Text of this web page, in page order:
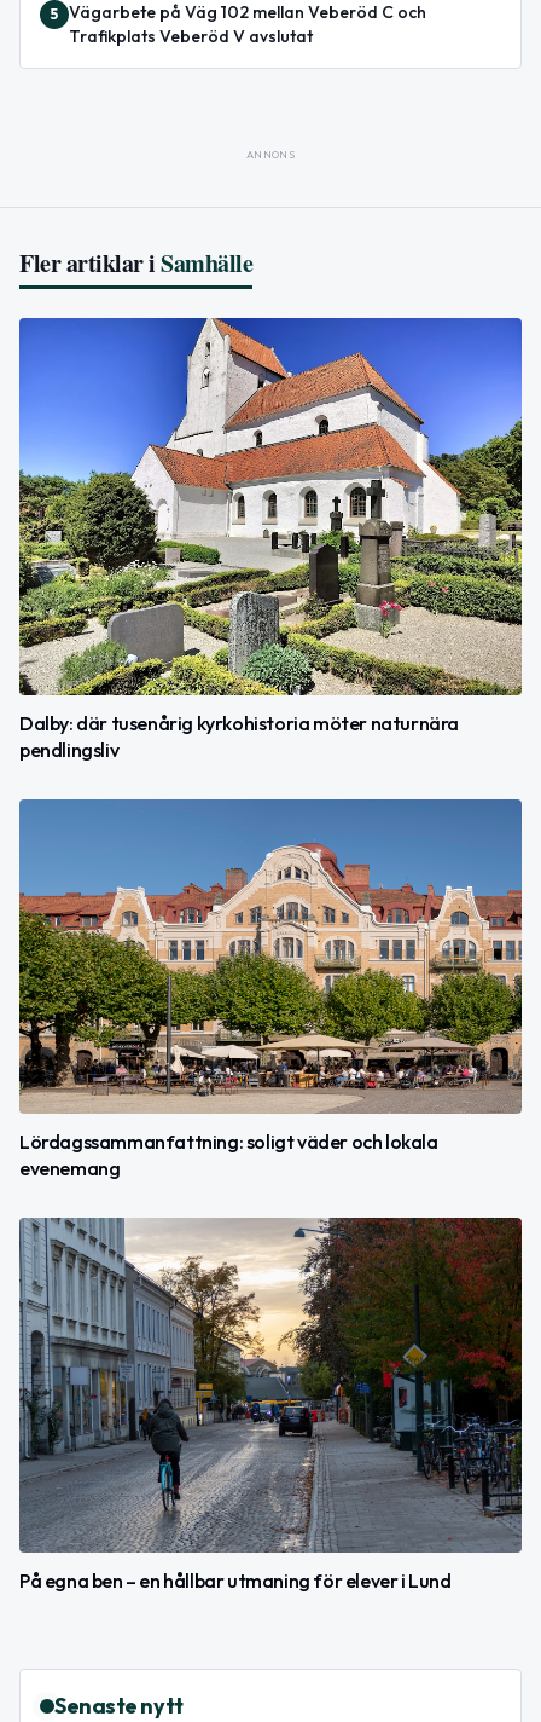
5 Vägarbete på Väg 102 mellan Veberöd C och
Trafikplats Veberöd V avslutat
ANNONS
Fler artiklar iSamhälle
Dalby: där tusenårig kyrkohistoria möter naturnära
pendlingsliv
Lördagssammanfattning: soligt väder och lokala
evenemang
På egna ben – en hållbar utmaning för elever i Lund
Senaste nytt